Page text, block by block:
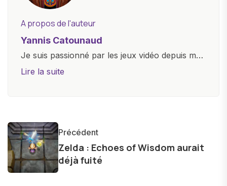
A propos de l'auteur
Yannis Catounaud
Je suis passionné par les jeux vidéo depuis mon
plus jeune âge. Mon amour pour l'univers
et bien d'autres gadgets technologiques. Armé
d'une curiosité insatiable, j'aime dévoiler les
dernières tendances et innovations, partageant
avec enthousiasme mes découvertes avec la
Lire la suite
Précédent
Zelda : Echoes of Wisdom aurait
déjà fuité